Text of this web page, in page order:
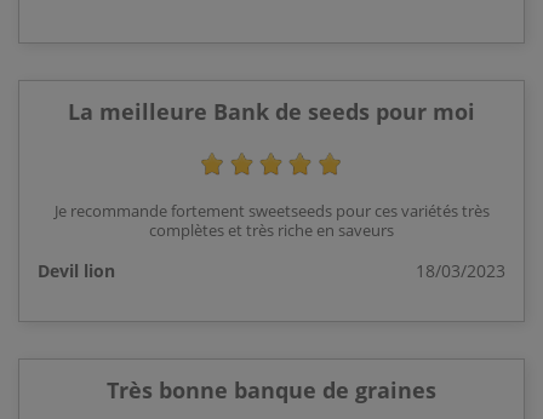
La meilleure Bank de seeds pour moi
Je recommande fortement sweetseeds pour ces variétés très
complètes et très riche en saveurs
Devil lion 18/03/2023
Très bonne banque de graines